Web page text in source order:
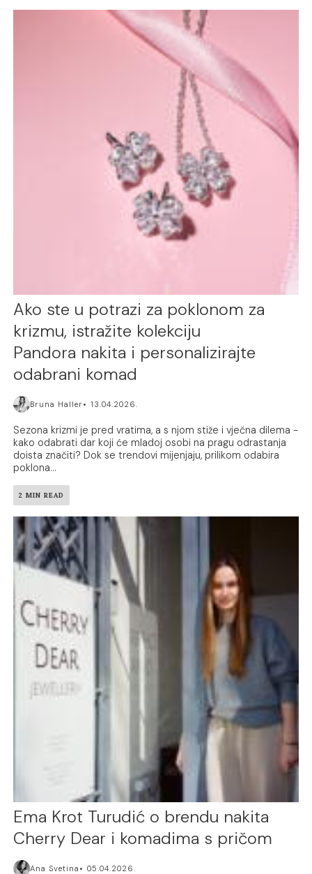
Ako ste u potrazi za poklonom za
krizmu, istražite kolekciju
Pandora nakita i personalizirajte
odabrani komad
Bruna Haller 13.04.2026.
Sezona krizmi je pred vratima, a s njom stiže i vječna dilema -
kako odabrati dar koji će mladoj osobi na pragu odrastanja
doista značiti? Dok se trendovi mijenjaju, prilikom odabira
poklona...
2 MIN READ
Ema Krot Turudić o brendu nakita
Cherry Dear i komadima s pričom
Ana Svetina 05.04.2026.